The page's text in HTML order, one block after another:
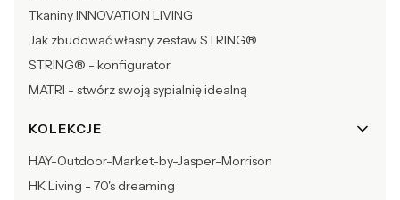
Tkaniny INNOVATION LIVING
Jak zbudować własny zestaw STRING®
STRING® - konfigurator
MATRI - stwórz swoją sypialnię idealną
KOLEKCJE
HAY-Outdoor-Market-by-Jasper-Morrison
HK Living - 70's dreaming